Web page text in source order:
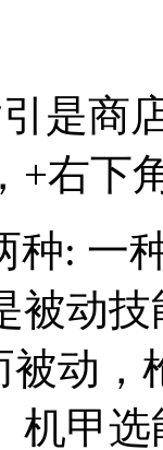
是商
+右下
种: 一
被动
被动
机甲